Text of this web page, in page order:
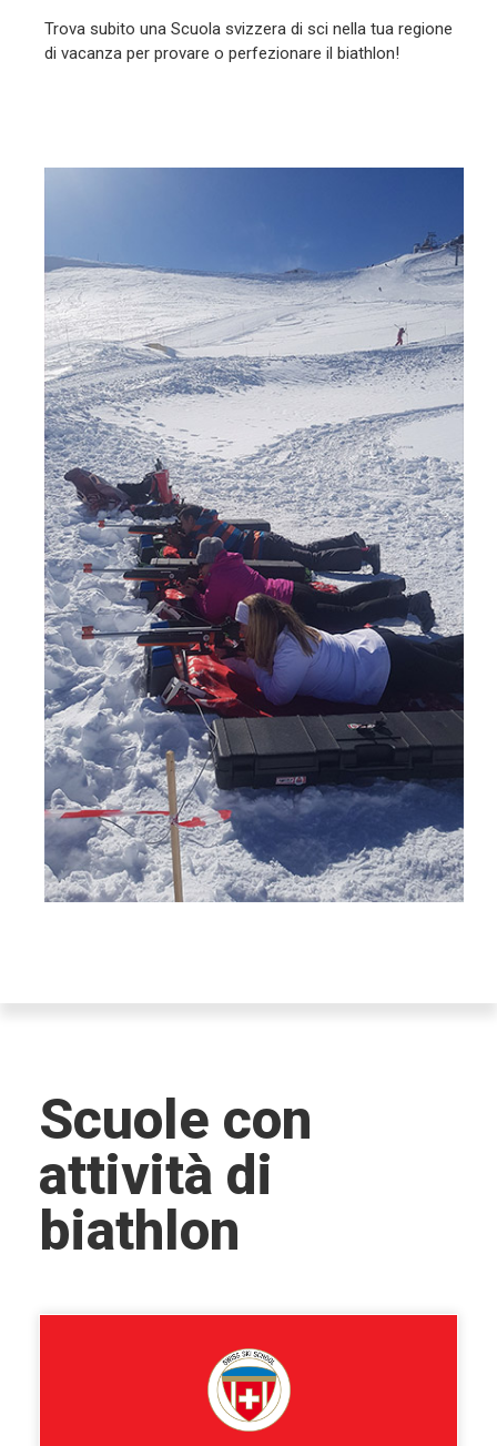
Trova subito una Scuola svizzera di sci nella tua regione
di vacanza per provare o perfezionare il biathlon!
Scuole con
attività di
biathlon